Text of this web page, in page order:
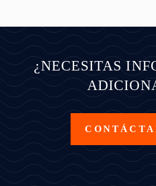
¿NECESITAS